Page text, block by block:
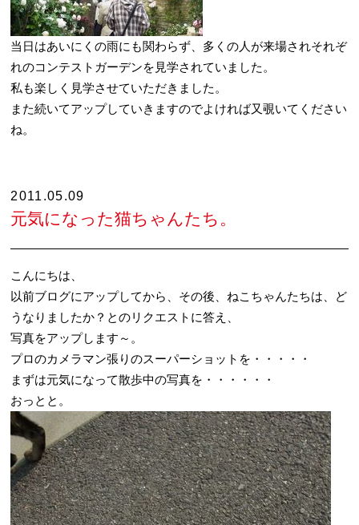
当日はあいにくの雨にも関わらず、多くの人が来場されそれぞ
れのコンテストガーデンを見学されていました。
私も楽しく見学させていただきました。
また続いてアップしていきますのでよければ又覗いてください
ね。
2011.05.09
元気になった猫ちゃんたち。
こんにちは、
以前ブログにアップしてから、その後、ねこちゃんたちは、ど
うなりましたか？とのリクエストに答え、
写真をアップします～。
プロのカメラマン張りのスーパーショットを・・・・・
まずは元気になって散歩中の写真を・・・・・・
おっとと。